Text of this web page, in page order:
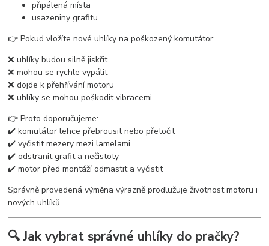
připálená místa
usazeniny grafitu
👉 Pokud vložíte nové uhlíky na poškozený komutátor:
❌ uhlíky budou silně jiskřit
❌ mohou se rychle vypálit
❌ dojde k přehřívání motoru
❌ uhlíky se mohou poškodit vibracemi
👉 Proto doporučujeme:
✔️ komutátor lehce přebrousit nebo přetočit
✔️ vyčistit mezery mezi lamelami
✔️ odstranit grafit a nečistoty
✔️ motor před montáží odmastit a vyčistit
Správně provedená výměna výrazně prodlužuje životnost motoru i
nových uhlíků.
🔍 Jak vybrat správné uhlíky do pračky?